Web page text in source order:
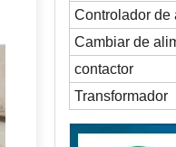
Controlador de
Cambiar de
contactor
Transformador